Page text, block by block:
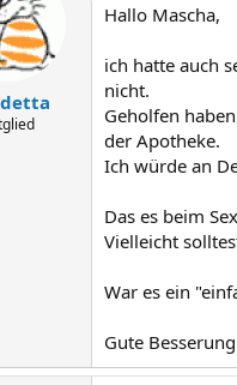
Hallo Mascha,
ich hatte auch
nicht.
Geholfen
der Apotheke.
Ich würde an
Das es beim
Vielleicht
War es ein
Gute